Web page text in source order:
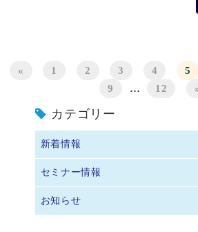
« 1 2 3 4 5
9
… 12
カテゴリー
新着情報
セミナー情報
お知らせ